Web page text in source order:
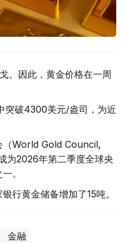
。因此，黄金价格在一周
突破4300美元/盎司，为近
（World Gold Council,
为2026年第二季度全球央
。
行黄金储备增加了15吨。
金融